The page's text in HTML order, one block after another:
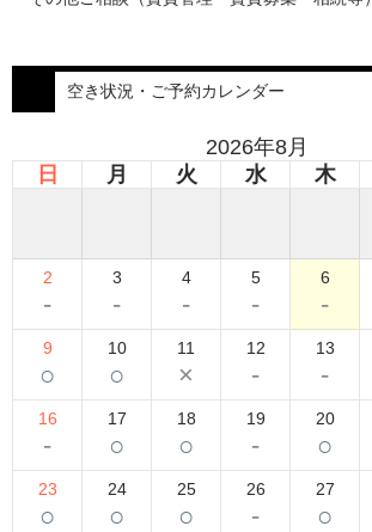
空き状況・ご予約カレンダー
2026年8月
日
月 火 水 木
2
-
3
-
4
-
5
-
6
-
9
○
10
○
11
×
12
-
13
-
16
-
17
○
18
○
19
-
20
○
23
○
24
○
25
○
26
-
27
○